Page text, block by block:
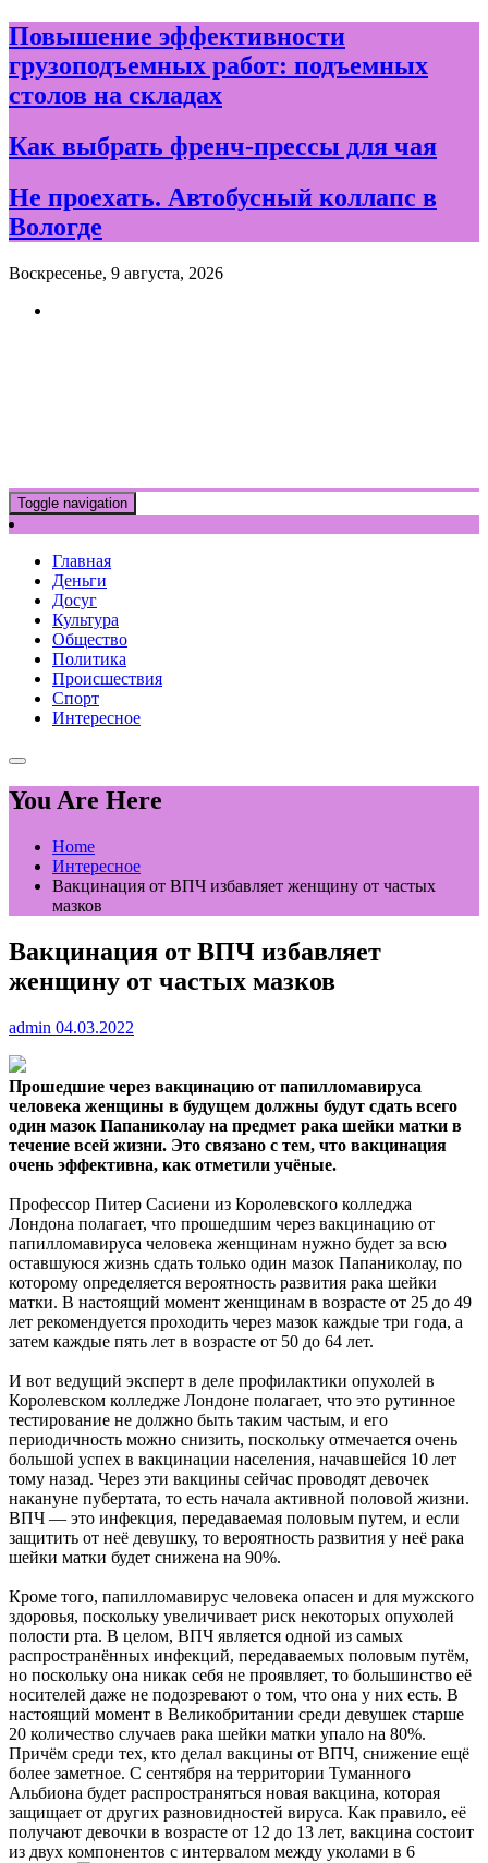
Skip
to
content
Повышение эффективности
грузоподъемных работ: подъемных
столов на складах
Как выбрать френч-прессы для чая
Не проехать. Автобусный коллапс в
Вологде
Воскресенье, 9 августа, 2026
Toggle navigation
Главная
Деньги
Досуг
Культура
Общество
Политика
Происшествия
Спорт
Интересное
You Are Here
Home
Интересное
Вакцинация от ВПЧ избавляет женщину от частых
мазков
Вакцинация от ВПЧ избавляет
женщину от частых мазков
admin 04.03.2022
Прошедшие через вакцинацию от папилломавируса
человека женщины в будущем должны будут сдать всего
один мазок Папаниколау на предмет рака шейки матки в
течение всей жизни. Это связано с тем, что вакцинация
очень эффективна, как отметили учёные.
Профессор Питер Сасиени из Королевского колледжа
Лондона полагает, что прошедшим через вакцинацию от
папилломавируса человека женщинам нужно будет за всю
оставшуюся жизнь сдать только один мазок Папаниколау, по
которому определяется вероятность развития рака шейки
матки. В настоящий момент женщинам в возрасте от 25 до 49
лет рекомендуется проходить через мазок каждые три года, а
затем каждые пять лет в возрасте от 50 до 64 лет.
И вот ведущий эксперт в деле профилактики опухолей в
Королевском колледже Лондоне полагает, что это рутинное
тестирование не должно быть таким частым, и его
периодичность можно снизить, поскольку отмечается очень
большой успех в вакцинации населения, начавшейся 10 лет
тому назад. Через эти вакцины сейчас проводят девочек
накануне пубертата, то есть начала активной половой жизни.
ВПЧ — это инфекция, передаваемая половым путем, и если
защитить от неё девушку, то вероятность развития у неё рака
шейки матки будет снижена на 90%.
Кроме того, папилломавирус человека опасен и для мужского
здоровья, поскольку увеличивает риск некоторых опухолей
полости рта. В целом, ВПЧ является одной из самых
распространённых инфекций, передаваемых половым путём,
но поскольку она никак себя не проявляет, то большинство её
носителей даже не подозревают о том, что она у них есть. В
настоящий момент в Великобритании среди девушек старше
20 количество случаев рака шейки матки упало на 80%.
Причём среди тех, кто делал вакцины от ВПЧ, снижение ещё
более заметное. С сентября на территории Туманного
Альбиона будет распространяться новая вакцина, которая
защищает от других разновидностей вируса. Как правило, её
получают девочки в возрасте от 12 до 13 лет, вакцина состоит
из двух компонентов с интервалом между уколами в 6